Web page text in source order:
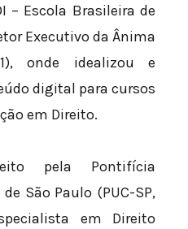
– Escola Brasileira de
Executivo da Ânima
onde idealizou e
digital para cursos
em Direito.
pela Pontifícia
São Paulo (PUC-SP,
em Direito